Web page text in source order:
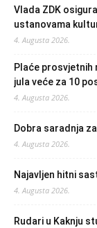
Vlada ZDK
ustanovama
4. Augusta 2026.
Plaće prosvjetnih
jula veće za 10
4. Augusta 2026.
Dobra saradnja
4. Augusta 2026.
Najavljen hitni
4. Augusta 2026.
Rudari u Kaknju